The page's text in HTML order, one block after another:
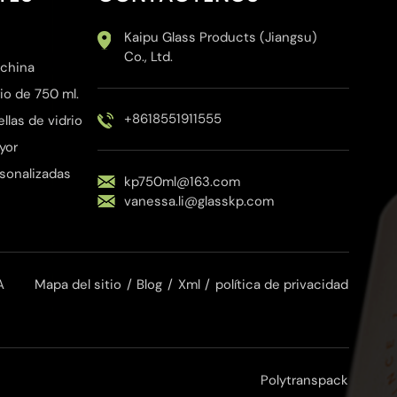
de 750 ml.
de vidrio
Kaipu Glass Products (Jiangsu)
Co., Ltd.
+8618551911555
kp750ml@163.com
vanessa.li@glasskp.com
Mapa del sitio / Blog / Xml / política de privacidad
Polytranspack